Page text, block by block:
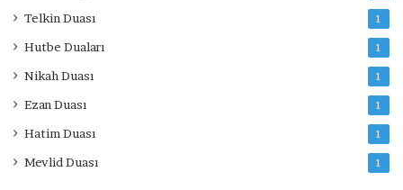
Telkin Duası 1
Hutbe Duaları 1
Nikah Duası 1
Ezan Duası 1
Hatim Duası 1
Mevlid Duası 1